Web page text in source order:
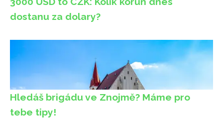
dostanu za dolary?
Hledáš brigádu ve Znojmě? Máme pro
tebe tipy!